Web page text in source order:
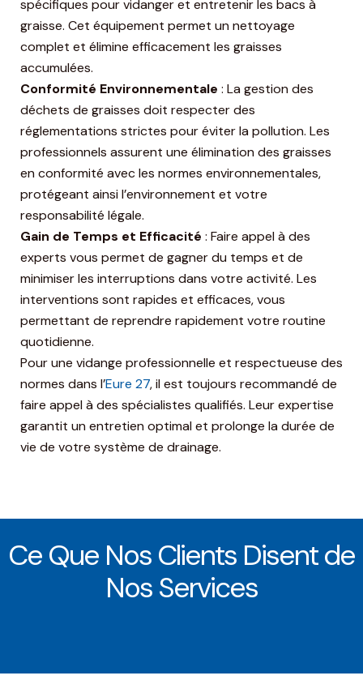
spécifiques pour vidanger et entretenir les bacs à
graisse. Cet équipement permet un nettoyage
complet et élimine efficacement les graisses
accumulées.
Conformité Environnementale : La gestion des
déchets de graisses doit respecter des
réglementations strictes pour éviter la pollution. Les
professionnels assurent une élimination des graisses
en conformité avec les normes environnementales,
protégeant ainsi l’environnement et votre
responsabilité légale.
Gain de Temps et Efficacité : Faire appel à des
experts vous permet de gagner du temps et de
minimiser les interruptions dans votre activité. Les
interventions sont rapides et efficaces, vous
permettant de reprendre rapidement votre routine
quotidienne.
Pour une vidange professionnelle et respectueuse des
normes dans l’Eure 27, il est toujours recommandé de
faire appel à des spécialistes qualifiés. Leur expertise
garantit un entretien optimal et prolonge la durée de
vie de votre système de drainage.
Ce Que Nos Clients Disent de
Nos Services